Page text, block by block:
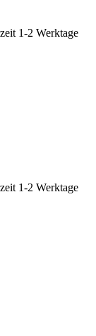
1-2 Werktage
1-2 Werktage